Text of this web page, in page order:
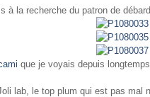
à la recherche du patron de
que je voyais depuis
lab, le top plum qui est pas mal